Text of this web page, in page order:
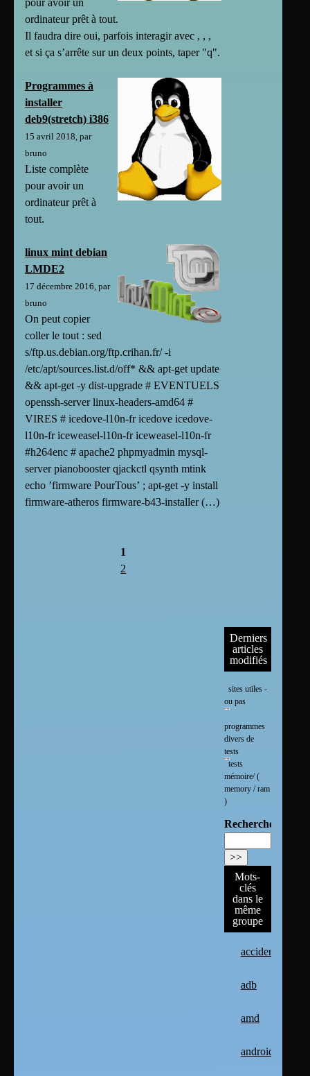
pour avoir un
ordinateur prêt à tout.
Il faudra dire oui, parfois interagir avec , , ,
et si ça s’arrête sur un deux points, taper "q".
Programmes à
installer
deb9(stretch) i386
15 avril 2018, par
bruno
Liste complète
pour avoir un
ordinateur prêt à
tout.
linux mint debian
LMDE2
17 décembre 2016, par
bruno
On peut copier
coller le tout : sed
s/ftp.us.debian.org/ftp.crihan.fr/ -i
/etc/apt/sources.list.d/off* && apt-get update
&& apt-get -y dist-upgrade # EVENTUELS
openssh-server linux-headers-amd64 #
VIRES # icedove-l10n-fr icedove icedove-
l10n-fr iceweasel-l10n-fr iceweasel-l10n-fr
#h264enc # apache2 phpmyadmin mysql-
server pianobooster qjackctl qsynth mtink
echo ’firmware PourTous’ ; apt-get -y install
firmware-atheros firmware-b43-installer (…)
1
2
Derniers
articles
modifiés
sites utiles -
ou pas
programmes
divers de
tests
tests
mémoire/ (
memory / ram
)
Rechercher :
Mots-
clés
dans le
même
groupe
accident
adb
amd
android